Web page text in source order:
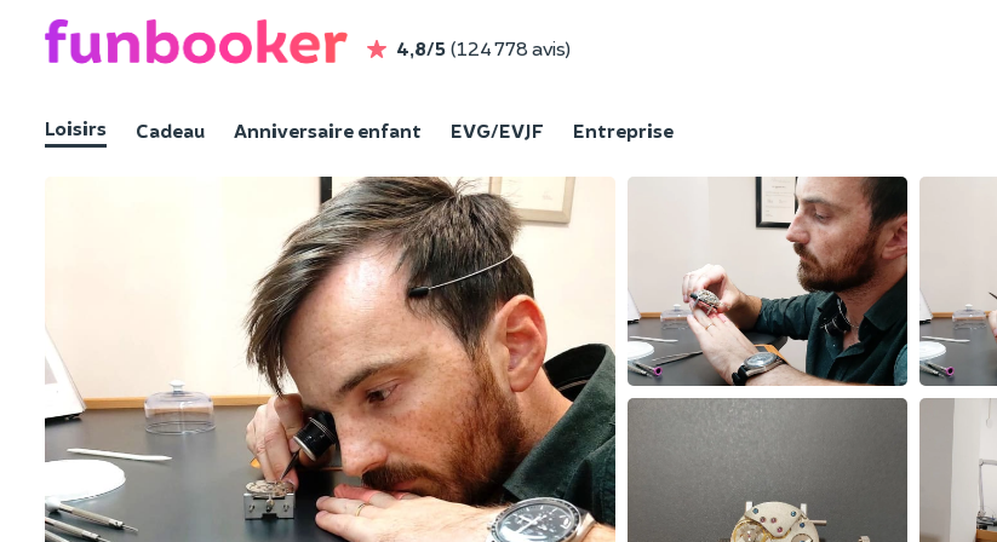
4,8/5 (124 778 avis)
Loisirs Cadeau Anniversaire enfant EVG/EVJF Entreprise